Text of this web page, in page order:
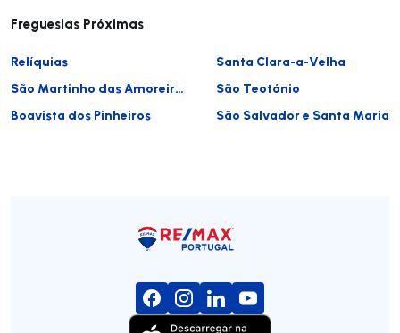
Freguesias Próximas
Relíquias
Santa Clara-a-Velha
São Martinho das Amoreiras
São Teotónio
Boavista dos Pinheiros
São Salvador e Santa Maria